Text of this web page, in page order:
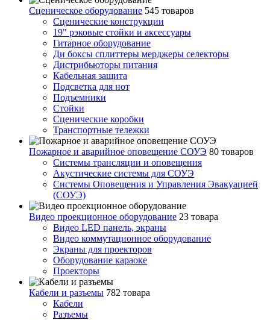
Сценическое оборудование 545 товаров
Сценические конструкции
19" рэковые стойки и аксесcуары
Гитарное оборудование
Ди боксы сплиттеры мерджеры селекторы
Дистрибьюторы питания
Кабельная защита
Подсветка для нот
Подъемники
Стойки
Сценические коробки
Транспортные тележки
Пожарное и аварийное оповещение СОУЭ 80 товаров
Cистемы трансляции и оповещения
Акустические системы для СОУЭ
Системы Оповещения и Управления Эвакуацией
(СОУЭ)
Видео проекционное оборудование 23 товара
Видео LED панель, экраны
Видео коммутационное оборудование
Экраны для проекторов
Оборудование караоке
Проекторы
Кабели и разъемы 782 товара
Кабели
Разъемы